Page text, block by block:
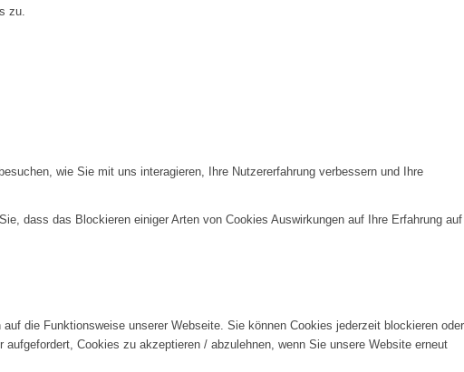
zu.
wie Sie mit uns interagieren, Ihre Nutzererfahrung verbessern und Ihre
dass das Blockieren einiger Arten von Cookies Auswirkungen auf Ihre Erfahrung auf
die Funktionsweise unserer Webseite. Sie können Cookies jederzeit blockieren oder
Cookies zu akzeptieren / abzulehnen, wenn Sie unsere Website erneut